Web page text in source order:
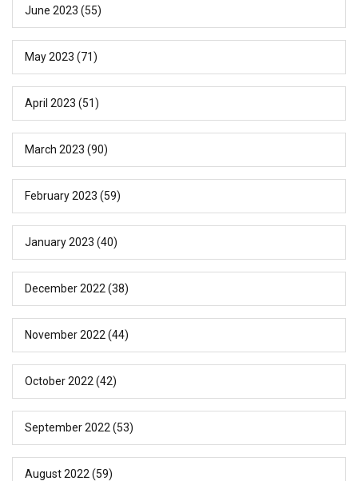
June 2023 (55)
May 2023 (71)
April 2023 (51)
March 2023 (90)
February 2023 (59)
January 2023 (40)
December 2022 (38)
November 2022 (44)
October 2022 (42)
September 2022 (53)
August 2022 (59)